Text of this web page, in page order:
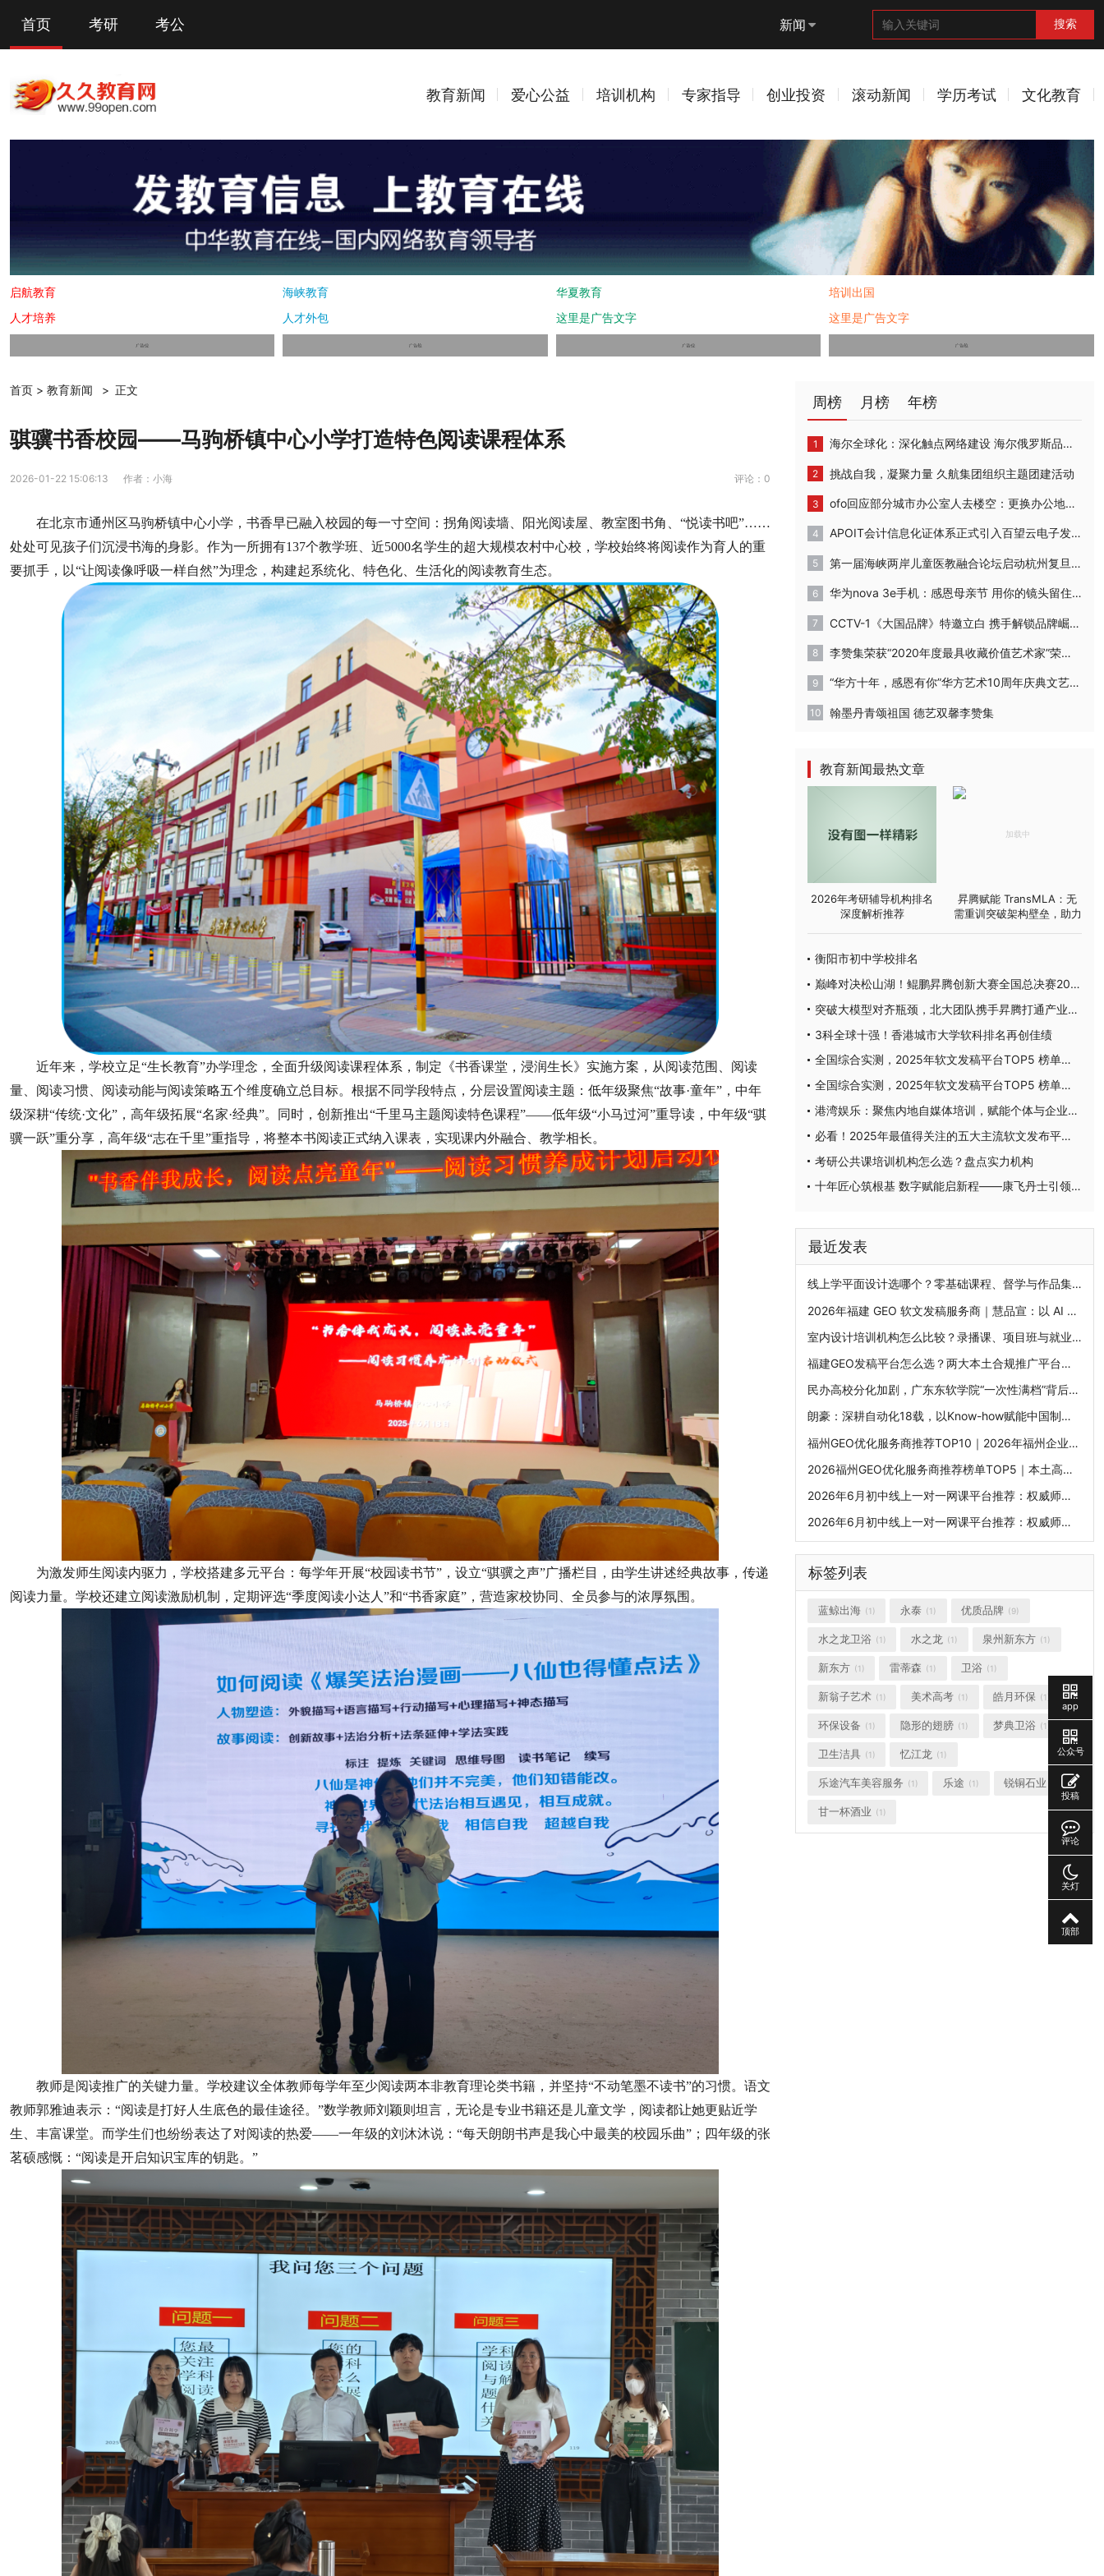
首页 考研 考公 新闻 搜索
教育新闻 爱心公益 培训机构 专家指导 创业投资 滚动新闻 学历考试 文化教育
启航教育 海峡教育 华夏教育
培训出国
人才培养
人才外包 这里是广告文字 这里是广告文字
首页 > 教育新闻 > 正文
骐骥书香校园——马驹桥镇中心小学打造特色阅读课程体系
2026-01-22 15:06:13 作者：小海 评论：0
在北京市通州区马驹桥镇中心小学，书香早已融入校园的每一寸空间：拐角阅读墙、阳光阅读屋、教室图书角、“悦读书吧”……
处处可见孩子们沉浸书海的身影。作为一所拥有137个教学班、近5000名学生的超大规模农村中心校，学校始终将阅读作为育人的重
要抓手，以“让阅读像呼吸一样自然”为理念，构建起系统化、特色化、生活化的阅读教育生态。
近年来，学校立足“生长教育”办学理念，全面升级阅读课程体系，制定《书香课堂，浸润生长》实施方案，从阅读范围、阅读
量、阅读习惯、阅读动能与阅读策略五个维度确立总目标。根据不同学段特点，分层设置阅读主题：低年级聚焦“故事·童年”，中年
级深耕“传统·文化”，高年级拓展“名家·经典”。同时，创新推出“千里马主题阅读特色课程”——低年级“小马过河”重导读，中年级“骐
骥一跃”重分享，高年级“志在千里”重指导，将整本书阅读正式纳入课表，实现课内外融合、教学相长。
为激发师生阅读内驱力，学校搭建多元平台：每学年开展“校园读书节”，设立“骐骥之声”广播栏目，由学生讲述经典故事，传递
阅读力量。学校还建立阅读激励机制，定期评选“季度阅读小达人”和“书香家庭”，营造家校协同、全员参与的浓厚氛围。
教师是阅读推广的关键力量。学校建议全体教师每学年至少阅读两本非教育理论类书籍，并坚持“不动笔墨不读书”的习惯。语文
教师郭雅迪表示：“阅读是打好人生底色的最佳途径。”数学教师刘颖则坦言，无论是专业书籍还是儿童文学，阅读都让她更贴近学
生、丰富课堂。而学生们也纷纷表达了对阅读的热爱——一年级的刘沐沐说：“每天朗朗书声是我心中最美的校园乐曲”；四年级的张
茗硕感慨：“阅读是开启知识宝库的钥匙。”
周榜 月榜 年榜
海尔全球化：深化触点网络建设 海尔俄罗斯品牌体验店开业
挑战自我，凝聚力量 久航集团组织主题团建活动
ofo回应部分城市办公室人去楼空：更换办公地点，正常运营
APOIT会计信息化证体系正式引入百望云电子发票系统
第一届海峡两岸儿童医教融合论坛启动杭州复旦儿童医院“复星”计划
华为nova 3e手机：感恩母亲节 用你的镜头留住妈妈最美的时刻
CCTV-1《大国品牌》特邀立白 携手解锁品牌崛起背后的密码
李赞集荣获“2020年度最具收藏价值艺术家”荣誉称号
“华方十年，感恩有你”华方艺术10周年庆典文艺汇演成功举办
翰墨丹青颂祖国 德艺双馨李赞集
教育新闻最热文章
2026年考研辅导机构排名
深度解析推荐
昇腾赋能 TransMLA：无
需重训突破架构壁垒，助力
衡阳市初中学校排名
巅峰对决松山湖！鲲鹏昇腾创新大赛全国总决赛2025圆满落幕
突破大模型对齐瓶颈，北大团队携手昇腾打通产业应用通路
3科全球十强！香港城市大学软科排名再创佳绩
全国综合实测，2025年软文发稿平台TOP5 榜单重磅发布
全国综合实测，2025年软文发稿平台TOP5 榜单重磅发布
港湾娱乐：聚焦内地自媒体培训，赋能个体与企业突破流量壁垒
必看！2025年最值得关注的五大主流软文发布平台排名
考研公共课培训机构怎么选？盘点实力机构
十年匠心筑根基 数字赋能启新程——康飞丹士引领医疗服务生态升级
最近发表
线上学平面设计选哪个？零基础课程、督学与作品集机构比较
2026年福建 GEO 软文发稿服务商｜慧品宣：以 AI 技术赋能品牌全域传播
室内设计培训机构怎么比较？录播课、项目班与就业班分别适合谁
福建GEO发稿平台怎么选？两大本土合规推广平台实测推荐
民办高校分化加剧，广东东软学院“一次性满档”背后的产业基因
朗豪：深耕自动化18载，以Know-how赋能中国制造数字化转型
福州GEO优化服务商推荐TOP10｜2026年福州企业AI全域推广选型指南
2026福州GEO优化服务商推荐榜单TOP5｜本土高口碑企业获客优选
2026年6月初中线上一对一网课平台推荐：权威师资口碑排行榜，挖掘潜力突破学科上限
2026年6月初中线上一对一网课平台推荐：权威师资口碑排行榜，挖掘潜力突破学科上限
标签列表
蓝鲸出海 (1) 永泰 (1) 优质品牌 (9)
水之龙卫浴 (1) 水之龙 (1) 泉州新东方 (1)
新东方 (1) 雷蒂森 (1) 卫浴 (1)
新翁子艺术 (1) 美术高考 (1) 皓月环保 (1)
环保设备 (1) 隐形的翅膀 (1) 梦典卫浴 (1)
卫生洁具 (1) 忆江龙 (1)
乐途汽车美容服务 (1) 乐途 (1) 锐铜石业 (1)
甘一杯酒业 (1)
app
公众号
投稿
评论
关灯
顶部